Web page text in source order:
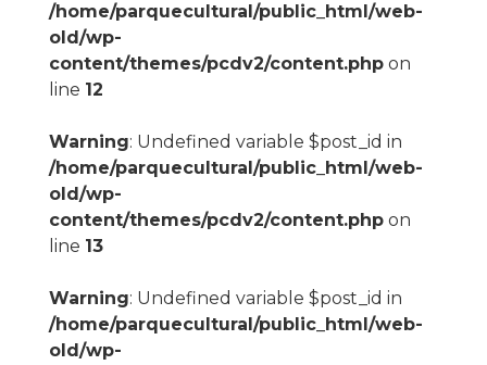
/home/parquecultural/public_html/web-
old/wp-
content/themes/pcdv2/content.phpon
line 12
Warning: Undefined variable $post_id in
/home/parquecultural/public_html/web-
old/wp-
content/themes/pcdv2/content.phpon
line 13
Warning: Undefined variable $post_id in
/home/parquecultural/public_html/web-
old/wp-